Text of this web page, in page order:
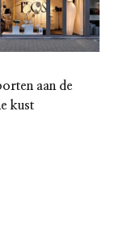
aan de
kust